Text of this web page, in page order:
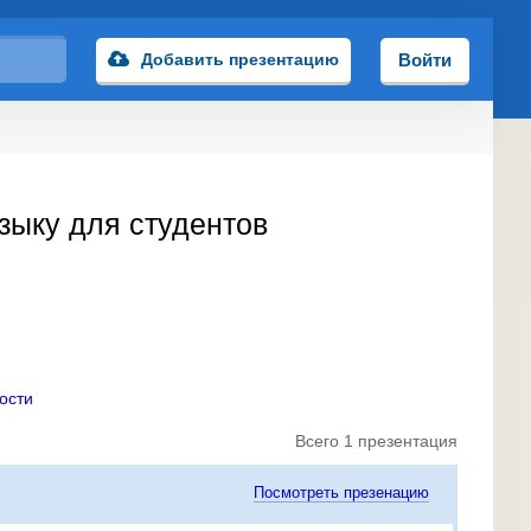
Добавить презентацию Войти
для студентов
Всего 1 презентация
Посмотреть презенацию